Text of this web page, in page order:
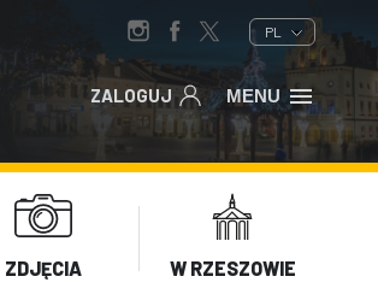
PL
ZALOGUJ MENU
ZDJĘCIA W RZESZOWIE